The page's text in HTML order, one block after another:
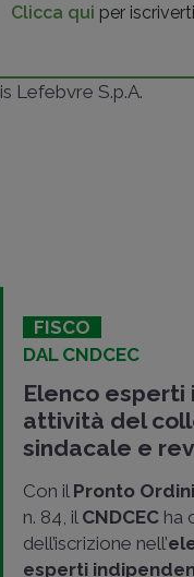
Clicca qui per
Lefebvre S.p.A.
FISCO
DAL CNDCEC
Elenco esperti
attività del
sindacale e
Con il Pronto Ordini
n. 84, il CNDCEC ha
dell’iscrizione nell’
esperti